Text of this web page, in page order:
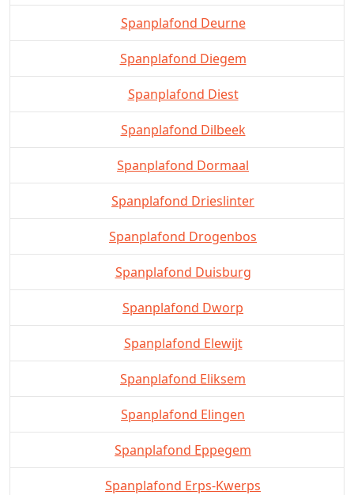
Spanplafond Deurne
Spanplafond Diegem
Spanplafond Diest
Spanplafond Dilbeek
Spanplafond Dormaal
Spanplafond Drieslinter
Spanplafond Drogenbos
Spanplafond Duisburg
Spanplafond Dworp
Spanplafond Elewijt
Spanplafond Eliksem
Spanplafond Elingen
Spanplafond Eppegem
Spanplafond Erps-Kwerps